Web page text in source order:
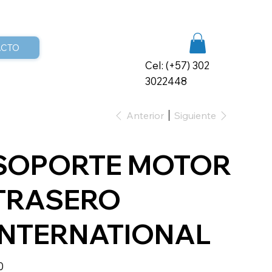
Cel: (+57) 302
3022448
Anterior Siguiente
MOTOR